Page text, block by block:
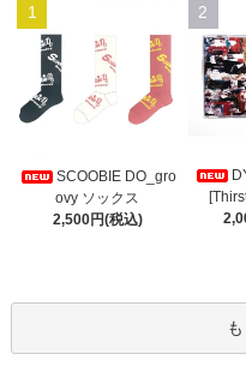
1
SCOOBIE DO_gro
ovy ソックス
2,500円(税込)
2